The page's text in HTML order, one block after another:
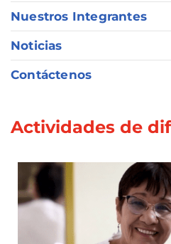
Nuestros Integrantes
Noticias
Contáctenos
Actividades de